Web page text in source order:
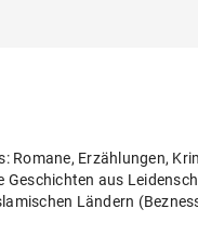
Romane, Erzählungen,
Geschichten aus
Ländern